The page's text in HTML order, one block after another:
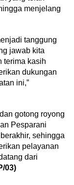
menjelang
tanggung
jawab kita
terima kasih
dukungan
ini,”
gotong royong
Pesparani
sehingga
pelayanan
dari
03)